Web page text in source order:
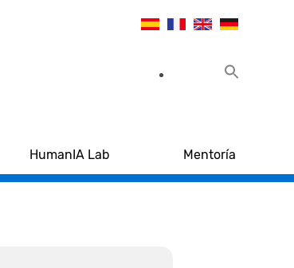
HumanIA Lab Mentoría